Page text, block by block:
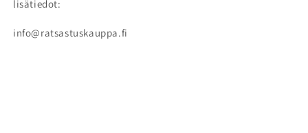
lisätiedot:
info@ratsastuskauppa.fi